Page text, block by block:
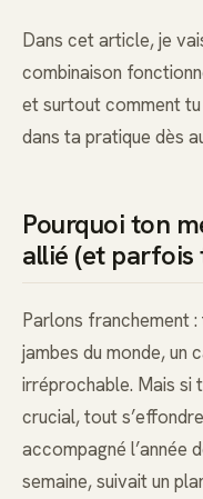
Dans cet article, je
combinaison
et surtout comment
dans ta pratique dès
Pourquoi ton
allié (et
Parlons franchement
jambes du monde, un
irréprochable. Mais si
crucial, tout
accompagné l’année
semaine, suivait un